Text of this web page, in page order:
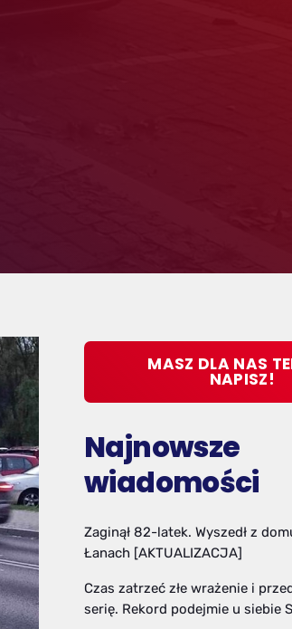
MASZ DLA NAS
NAPISZ!
Najnowsze
wiadomości
Zaginął 82-latek. Wyszedł z
Łanach [AKTUALIZACJA]
Czas zatrzeć złe wrażenie i
serię. Rekord podejmie u siebie